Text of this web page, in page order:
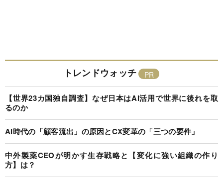
トレンドウォッチ
【世界23カ国独自調査】なぜ日本はAI活用で世界に後れを取
るのか
AI時代の「顧客流出」の原因とCX変革の「三つの要件」
中外製薬CEOが明かす生存戦略と【変化に強い組織の作り
方】は？